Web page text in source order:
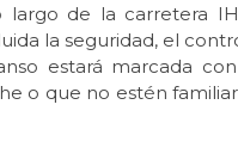
largo de la carretera
la seguridad, el
estará marcada con
o que no estén